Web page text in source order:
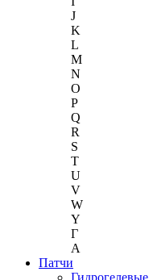
J
K
L
M
N
O
P
Q
R
S
T
U
V
W
Y
Г
A
Патчи
Гидрогелевые